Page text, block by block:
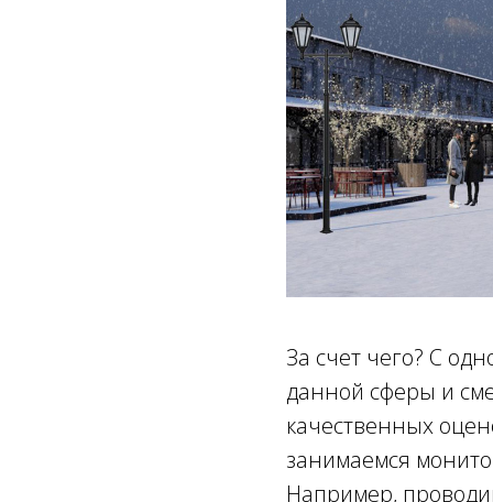
За счет чего? С
данной сферы и
качественных
занимаемся
Например,